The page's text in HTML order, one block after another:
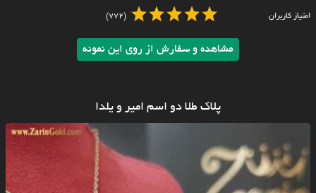
امتیاز کاربران (772)
مشاهده و سفارش از روی این نمونه
پلاک طلا دو اسم امیر و یلدا